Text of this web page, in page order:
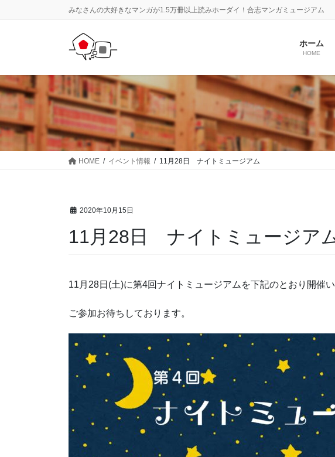
に
移
ョ
ン
移
動
みなさんの大好きなマンガが1.5万冊以上読みホーダイ！合志マンガミュージアム
ホーム
HOME
HOME イベント情報 11月28日 ナイトミュージアム
2020年10月15日
11月28日 ナイトミュージア
11月28日(土)に第4回ナイトミュージアムを下記のとおり開催い
ご参加お待ちしております。